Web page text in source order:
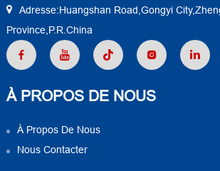
Adresse:Huangshan Road,Gongyi
Province,P.R.China
À PROPOS DE NOUS
À Propos De Nous
Nous Contacter